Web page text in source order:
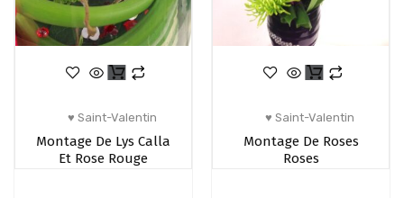
♥ Saint-Valentin
Montage De Lys Calla
Et Rose Rouge
♥ Saint-Valentin
Montage De Roses
Roses